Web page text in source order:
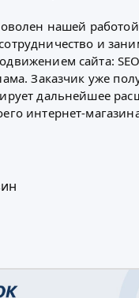
нашей
и
сайта:SEO
. Заказчик уже
дальнейшее
интернет-